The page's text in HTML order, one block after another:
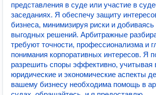
представления в суде или участие в
заседаниях. Я обеспечу защиту
бизнеса, минимизируя риски и
выгодных решений. Арбитражные
требуют точности, профессионализма и
понимания корпоративных интересов. Я
разрешить споры эффективно, учитывая
юридические и экономические аспекты
вашему бизнесу необходима помощь в